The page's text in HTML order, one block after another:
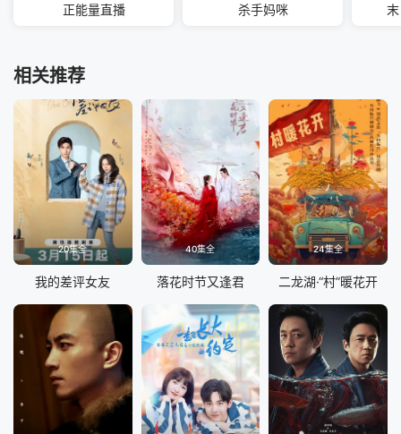
正能量直播 杀手妈咪
相关推荐
20集全
我的差评女友
40集全
落花时节又逢君
24集全
二龙湖·“村”暖花开